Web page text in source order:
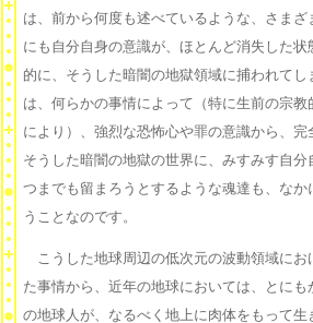
は、前から何度も述べているような、さま
にも自分自身の意識が、ほとんど消失した
的に、そうした暗闇の地獄領域に捕われて
は、何らかの事情によって（特に生前の宗
により）、強烈な恐怖心や罪の意識から、完
そうした暗闇の地獄の世界に、みすみす自
つまでも留まろうとするような魂達も、な
うことなのです。
こうした地球周辺の低次元の波動領域にお
た事情から、近年の地球においては、とにも
の地球人が、なるべく地上に肉体をもって